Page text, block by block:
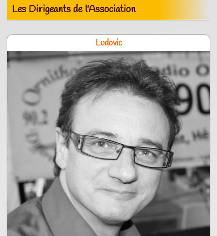
Les Dirigeants de l'Association
Ludovic